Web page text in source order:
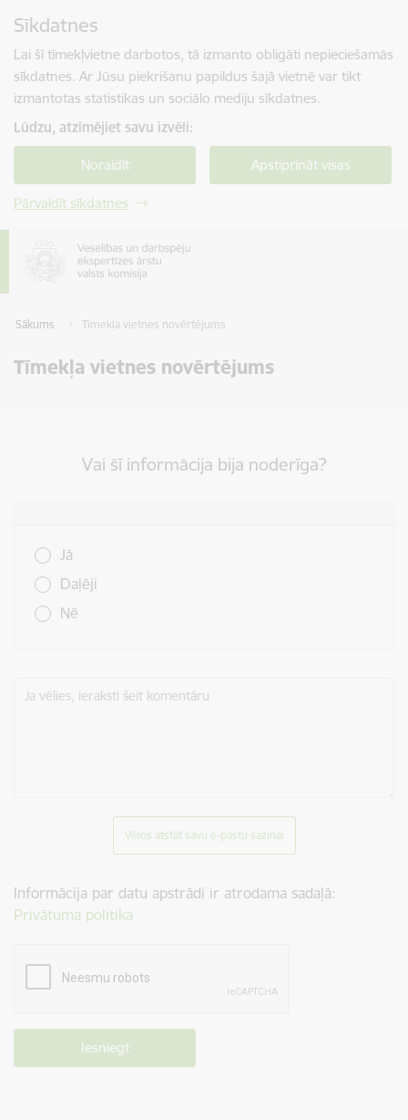
Sīkdatnes
Lai šī tīmekļvietne darbotos, tā izmanto obligāti nepieciešamās
sīkdatnes. Ar Jūsu piekrišanu papildus šajā vietnē var tikt
izmantotas statistikas un sociālo mediju sīkdatnes.
Lūdzu, atzīmējiet savu izvēli:
Noraidīt Apstiprināt visas
Pārvaldīt sīkdatnes
Sākums Tīmekļa vietnes novērtējums
Tīmekļa vietnes novērtējums
Vai šī informācija bija noderīga?
Jā
Daļēji
Nē
Ja vēlies, ieraksti šeit komentāru
Vēlos atstāt savu e-pastu saziņai
Informācija par datu apstrādi ir atrodama sadaļā:
Privātuma politika